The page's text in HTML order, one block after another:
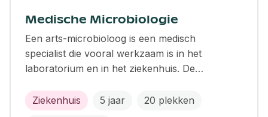
Medische Microbiologie
Een arts-microbioloog is een medisch
specialist die vooral werkzaam is in het
laboratorium en in het ziekenhuis. De…
Ziekenhuis 5 jaar 20 plekken